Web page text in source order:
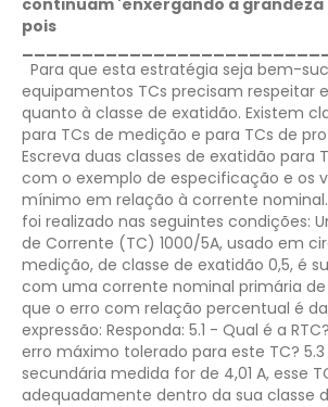
pois
Para que esta estratégia seja bem-
equipamentos TCs precisam respeitar
quanto à classe de exatidão. Existem
para TCs de medição e para TCs de
Escreva duas classes de exatidão para
com o exemplo de especificação e os
mínimo em relação à corrente nominal.
foi realizado nas seguintes condições:
de Corrente (TC) 1000/5A, usado em
medição, de classe de exatidão 0,5, é
com uma corrente nominal primária de
que o erro com relação percentual é
expressão: Responda: 5.1 - Qual é a RTC?
erro máximo tolerado para este TC?
secundária medida for de 4,01 A, esse
adequadamente dentro da sua classe